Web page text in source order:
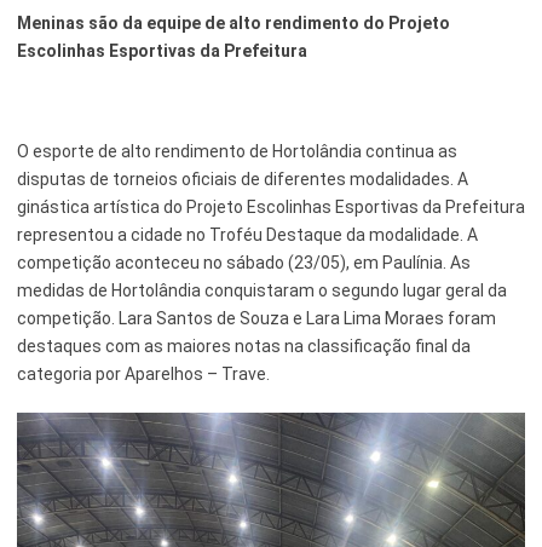
Serviços Urbanos
Meninas são da equipe de alto rendimento do Projeto
Escolinhas Esportivas da Prefeitura
O esporte de alto rendimento de Hortolândia continua as
disputas de torneios oficiais de diferentes modalidades. A
ginástica artística do Projeto Escolinhas Esportivas da Prefeitura
representou a cidade no Troféu Destaque da modalidade. A
competição aconteceu no sábado (23/05), em Paulínia. As
medidas de Hortolândia conquistaram o segundo lugar geral da
competição. Lara Santos de Souza e Lara Lima Moraes foram
destaques com as maiores notas na classificação final da
categoria por Aparelhos – Trave.